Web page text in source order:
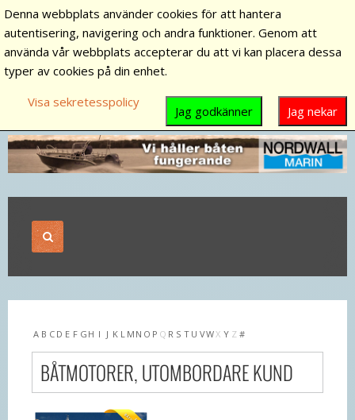
A B C D E F G H I J K L M N O P Q R S T U VWX Y Z #
BÅTMOTORER, UTOMBORDARE KUND
Denna webbplats använder cookies för att hantera
autentisering, navigering och andra funktioner. Genom att
använda vår webbplats accepterar du att vi kan placera dessa
typer av cookies på din enhet.
Visa sekretesspolicy
Jag nekar
Jag godkänner